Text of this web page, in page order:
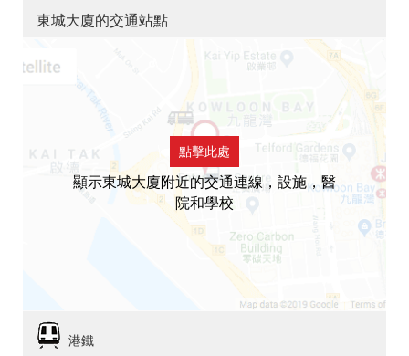
東城大廈的交通站點
點擊此處
顯示東城大廈附近的交通連線，設施，醫
院和學校
港鐵